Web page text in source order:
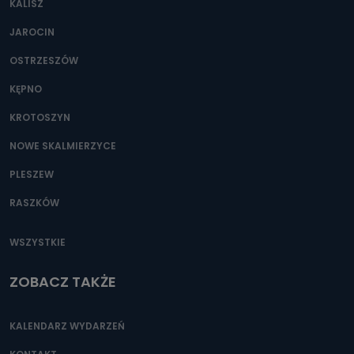
Można to zrobić pod numerem telefonu 62 735-51-05 lub
KALISZ
JAROCIN
OSTRZESZÓW
KĘPNO
KROTOSZYN
NOWE SKALMIERZYCE
PLESZEW
RASZKÓW
WSZYSTKIE
ZOBACZ TAKŻE
KALENDARZ WYDARZEŃ